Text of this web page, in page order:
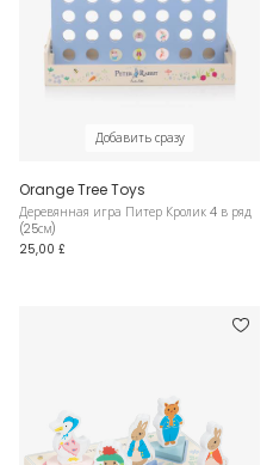
Добавить сразу
Orange Tree Toys
Деревянная игра Питер Кролик 4 в ряд
(25см)
25,00 £